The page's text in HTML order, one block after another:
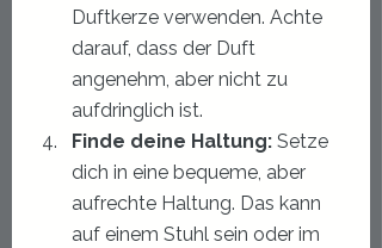
Duftkerze verwenden. Achte
darauf, dass der Duft
angenehm, aber nicht zu
aufdringlich ist.
Finde deine Haltung: Setze
dich in eine bequeme, aber
aufrechte Haltung. Das kann
auf einem Stuhl sein oder im